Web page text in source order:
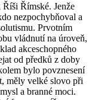
Římské. Jenže
nezpochybňoval a
Prvotním
vládnutí na úroveň,
akceschopného
od předků z doby
bylo povznesení
měly velké slovo při
a branné moci.